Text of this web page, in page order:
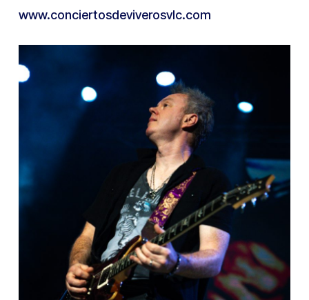
www.conciertosdeviverosvlc.com